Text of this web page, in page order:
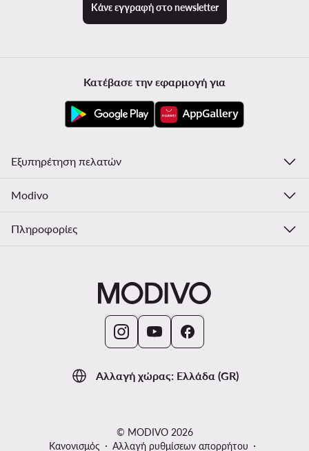
Κάνε εγγραφή στο newsletter
Αλλαγή χώρας: Ελλάδα (GR)
Κατέβασε την εφαρμογή για
Εξυπηρέτηση πελατών
Modivo
Πληροφορίες
© MODIVO 2026
Κανονισμός
Αλλαγή ρυθμίσεων απορρήτου